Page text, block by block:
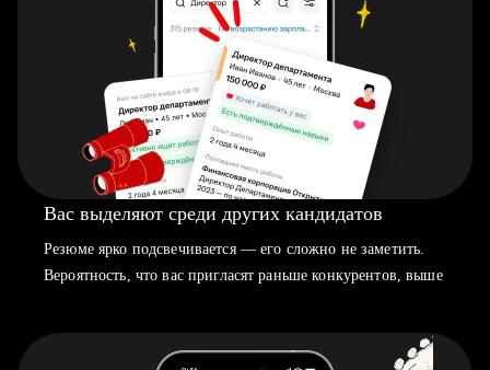
Вас выделяют среди других кандидатов
Резюме ярко подсвечивается — его сложно не заметить.
Вероятность, что вас пригласят раньше конкурентов, выше